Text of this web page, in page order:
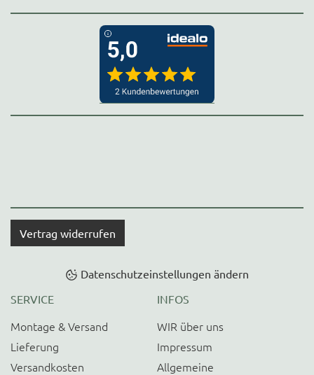
Vertrag widerrufen
Datenschutzeinstellungen ändern
SERVICE
Montage & Versand
Lieferung
Versandkosten
INFOS
WIR über uns
Impressum
Allgemeine